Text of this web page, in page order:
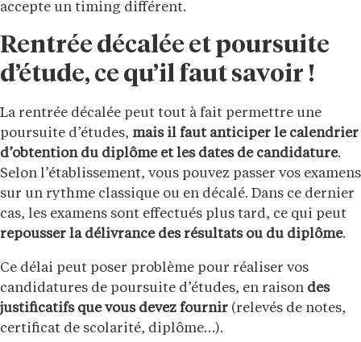
accepte un timing différent.
Rentrée décalée et poursuite
d’étude, ce qu’il faut savoir !
La rentrée décalée peut tout à fait permettre une
poursuite d’études, mais il faut anticiper le calendrier
d’obtention du diplôme et les dates de candidature.
Selon l’établissement, vous pouvez passer vos examens
sur un rythme classique ou en décalé. Dans ce dernier
cas, les examens sont effectués plus tard, ce qui peut
repousser la délivrance des résultats ou du diplôme.
Ce délai peut poser problème pour réaliser vos
candidatures de poursuite d’études, en raison des
justificatifs que vous devez fournir (relevés de notes,
certificat de scolarité, diplôme…).